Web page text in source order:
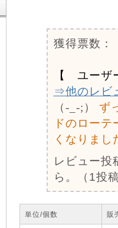
獲得票数：
【 ユーザ
⇒他のレビ
（-_-;）
ず
ドのロー
くなりまし
レビュー投
ら。（1投
単位/個数 販